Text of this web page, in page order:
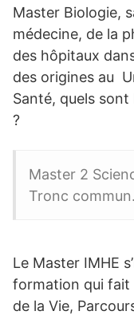
Master Biologie,
médecine, de la
des hôpitaux
des origines au
Santé, quels
?
Master 2
Tronc commun.
Le Master IMHE
formation qui fait
de la Vie,